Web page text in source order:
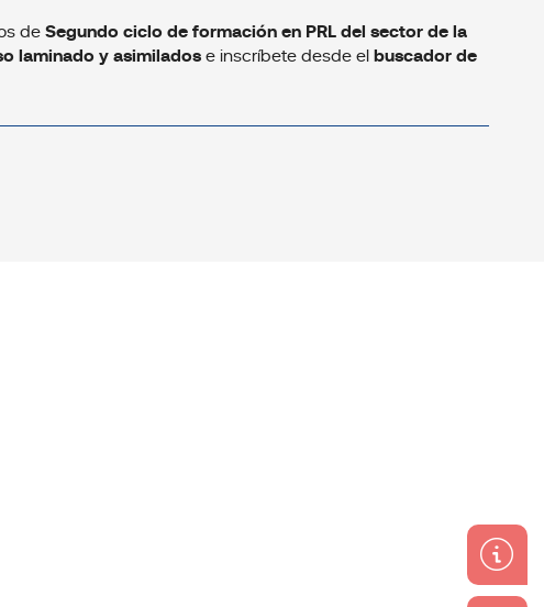
de Segundo ciclo de formación en PRL del sector de la
laminado y asimilados e inscríbete desde el buscador de